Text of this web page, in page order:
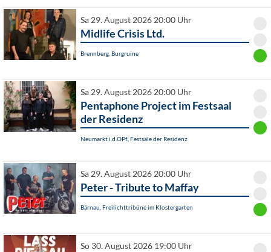
Sa 29. August 2026 20:00 Uhr
Midlife Crisis Ltd.
Brennberg, Burgruine
Sa 29. August 2026 20:00 Uhr
Pentaphone Project im Festsaal
der Residenz
Neumarkt i.d.OPf., Festsäle der Residenz
Sa 29. August 2026 20:00 Uhr
Peter - Tribute to Maffay
Bärnau, Freilichttribüne im Klostergarten
So 30. August 2026 19:00 Uhr